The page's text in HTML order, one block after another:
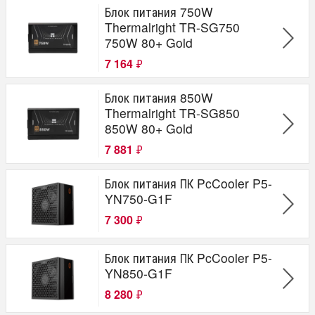
Блок питания 750W
Thermalright TR-SG750
750W 80+ Gold
7 164 ₽
Блок питания 850W
Thermalright TR-SG850
850W 80+ Gold
7 881 ₽
Блок питания ПК PcCooler P5-
YN750-G1F
7 300 ₽
Блок питания ПК PcCooler P5-
YN850-G1F
8 280 ₽